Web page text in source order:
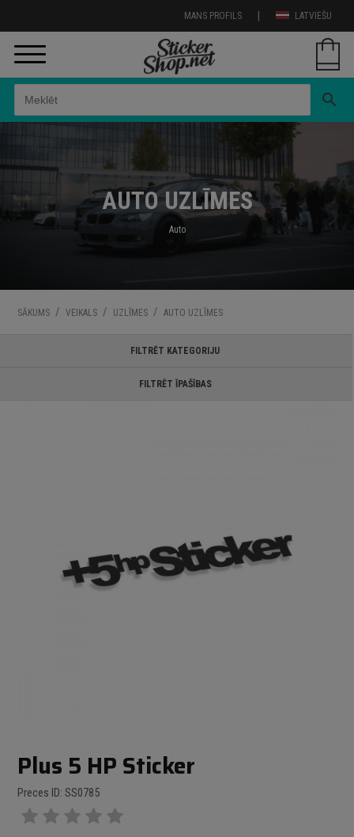
LATVIEŠU
|
MANS PROFILS
search
AUTO UZLĪMES
Auto
SĀKUMS / VEIKALS / UZLĪMES / AUTO UZLĪMES
FILTRĒT KATEGORIJU
FILTRĒT ĪPAŠĪBAS
Plus 5 HP Sticker
Preces ID: SS0785